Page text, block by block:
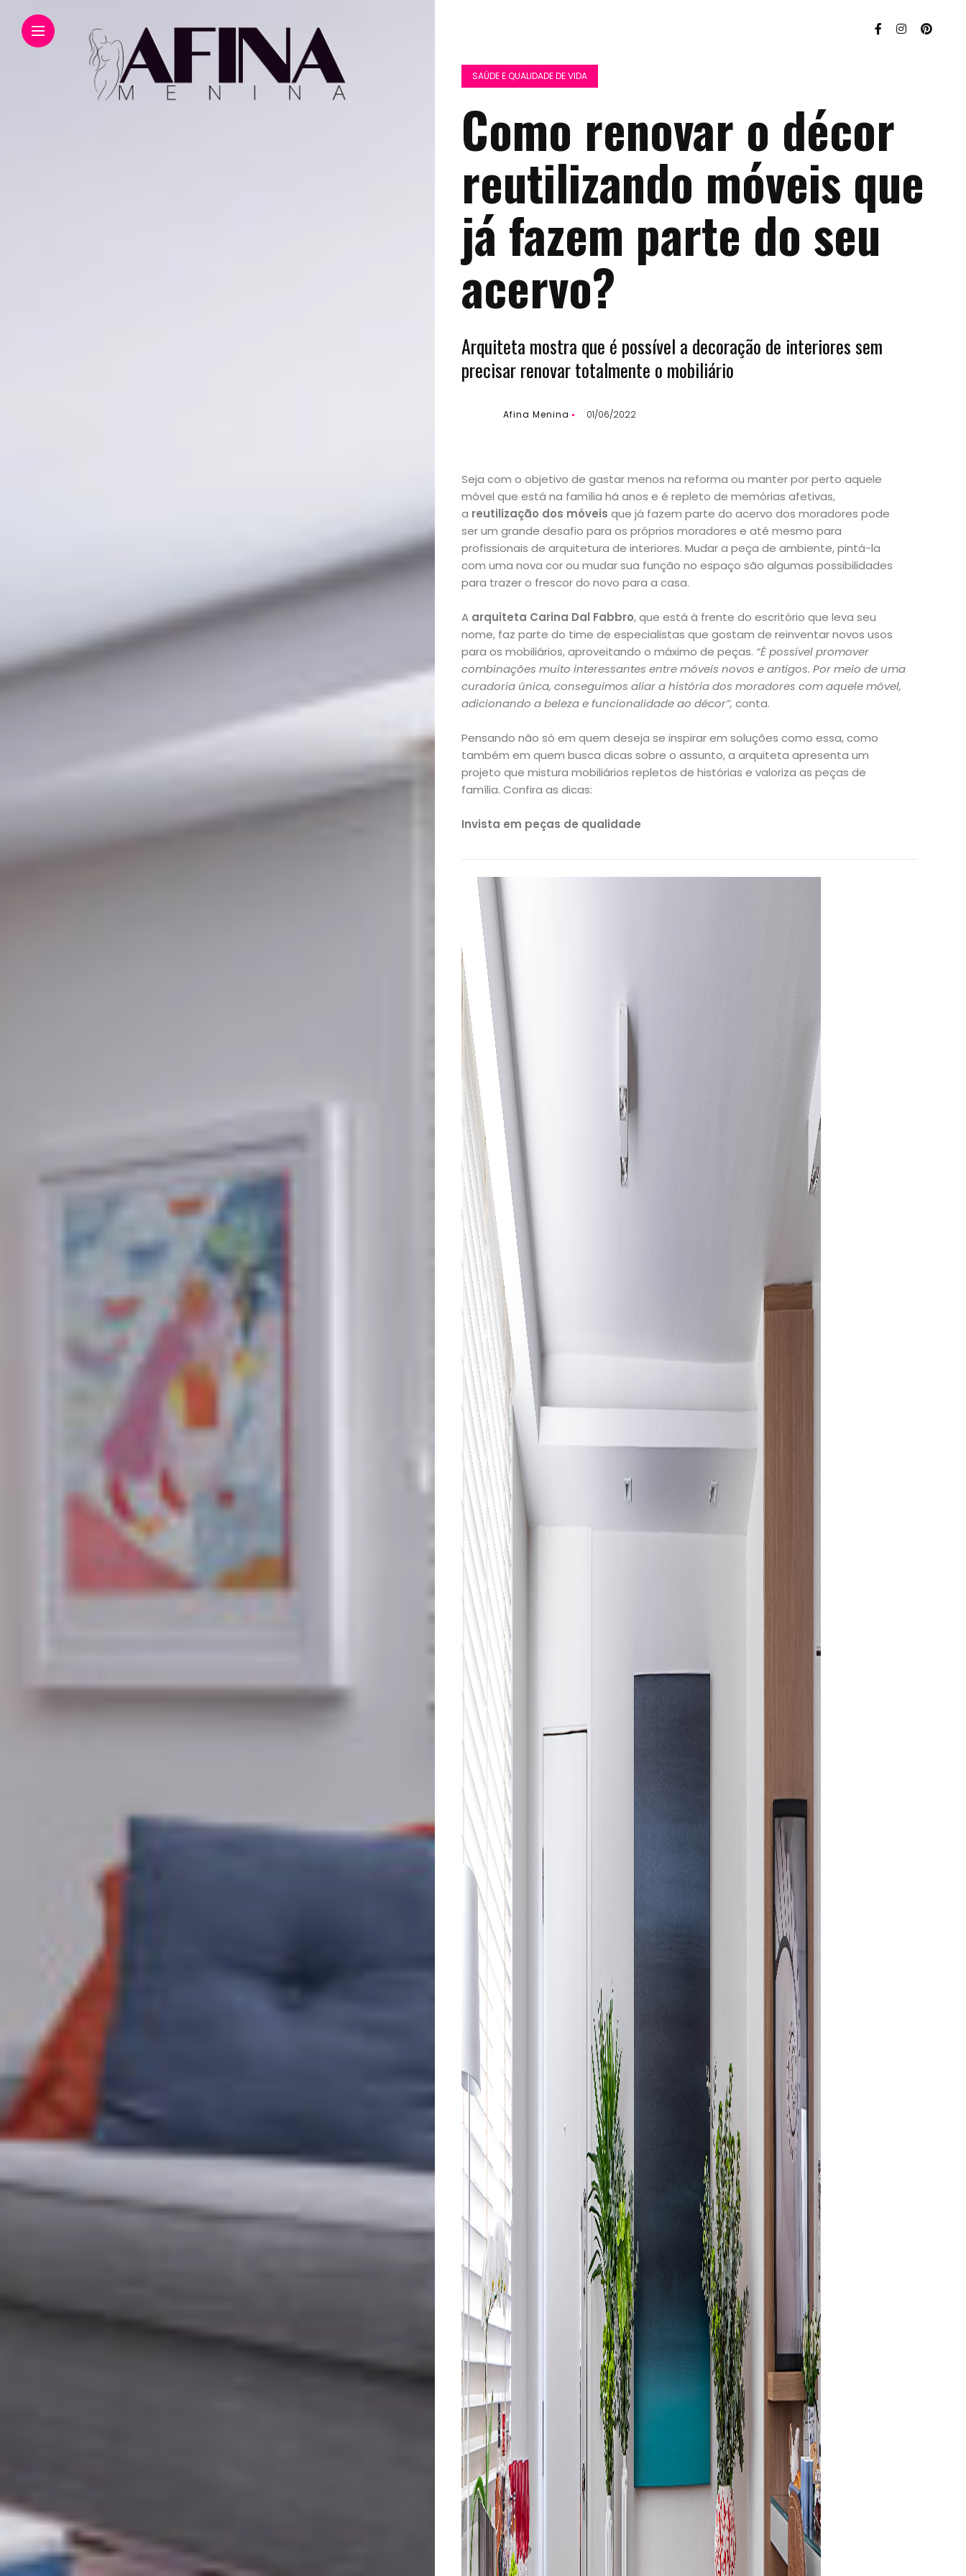
Início
Academia
Beleza
Bora
lá!
Casa
e
Decoração
Exclusiva
Homem
Mães
&
Filhos
Notícias
Opinião
Pets
Receitas
Saúde
e
Qualidade
de
Vida
Sexualidade
Variedades
Buscar
SAÚDE E QUALIDADE DE VIDA
Como renovar o décor
reutilizando móveis que
já fazem parte do seu
acervo?
Arquiteta mostra que é possível a decoração de interiores sem
precisar renovar totalmente o mobiliário
Afina Menina 01/06/2022
Seja com o objetivo de gastar menos na reforma ou manter por perto aquele
móvel que está na família há anos e é repleto de memórias afetivas,
a reutilização dos móveis que já fazem parte do acervo dos moradores pode
ser um grande desafio para os próprios moradores e até mesmo para
profissionais de arquitetura de interiores. Mudar a peça de ambiente, pintá-la
com uma nova cor ou mudar sua função no espaço são algumas possibilidades
para trazer o frescor do novo para a casa.
A arquiteta Carina Dal Fabbro, que está à frente do escritório que leva seu
nome, faz parte do time de especialistas que gostam de reinventar novos usos
para os mobiliários, aproveitando o máximo de peças. “É possível promover
combinações muito interessantes entre móveis novos e antigos. Por meio de uma
curadoria única, conseguimos aliar a história dos moradores com aquele móvel,
adicionando a beleza e funcionalidade ao décor”, conta.
Pensando não só em quem deseja se inspirar em soluções como essa, como
também em quem busca dicas sobre o assunto, a arquiteta apresenta um
projeto que mistura mobiliários repletos de histórias e valoriza as peças de
família. Confira as dicas:
Invista em peças de qualidade